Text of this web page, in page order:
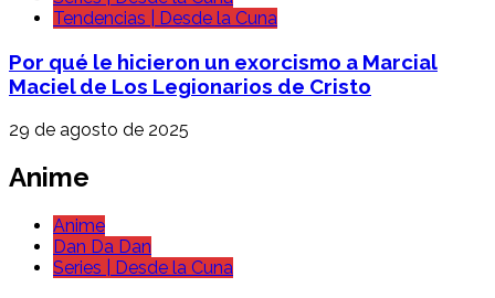
Tendencias | Desde la Cuna
Por qué le hicieron un exorcismo a Marcial
Maciel de Los Legionarios de Cristo
29 de agosto de 2025
Anime
Anime
Dan Da Dan
Series | Desde la Cuna